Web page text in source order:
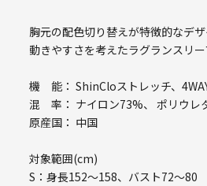
胸元の配色切り替えが特徴的なデ
動きやすさを考えたラグランスリ
機 能： ShinCloストレッチ、
混 率： ナイロン73%、 ポリウレ
原産国： 中国
対象範囲(cm)
S：身長152～158、バスト72～80